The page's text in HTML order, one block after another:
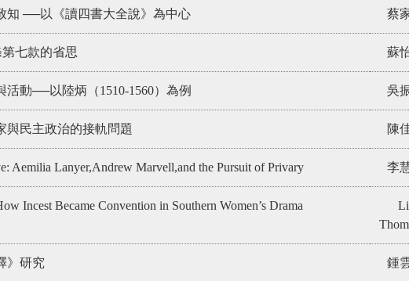
知 ──以《讀四書大全說》為中心 蔡
第七款的省思 蘇
動──以陸炳（1510-1560）為例 吳
與民主政治的接軌問題 陳
Aemilia Lanyer,Andrew Marvell,and the Pursuit of Privary 李
Incest Became Convention in Southern Women’s Drama
》研究 鍾